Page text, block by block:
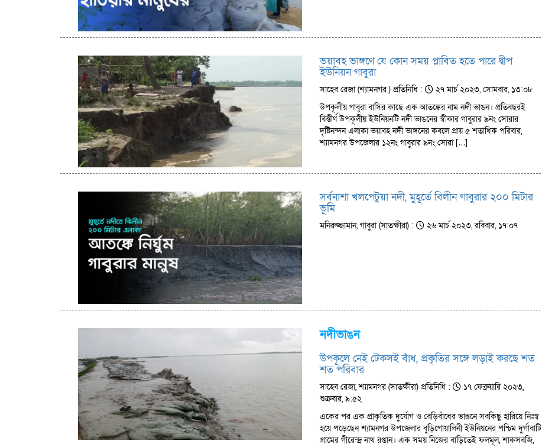
ভয়াবহ ভাঙ্গণে যে কোন সময় প্লাবিত হতে পারে দ্বীপ
ইউনিয়ন গাবুরা
সাহেব রেজা (শ্যামনগর ) প্রতিনিধি :
২৭ মার্চ ২০২৩, সোমবার, ১৩:০৮
উপকূলীয় গাবুরা বাসির কাছে এক আতঙ্কের নাম নদী ভাঙন। প্রতিবছরই
বিস্তীর্ণ উপকূলীয় ইউনিয়নটি নদী ভাঙনের স্বীকার গাবুরার ৯নং সোরার
দৃ‌ষ্টিনন্দন এলাকা ভয়াবহ নদী ভাঙ্গ‌নের কব‌লে প্রায় ৫ শতাধিক পরিবার,
শ্যামনগর উপজেলার ১২নং গাবুরার ৯নং সোরা […]
সর্বনাশা খলপেটুয়া নদী, মুহূর্তে বিলীন গাবুরার ২০০ মিটার
ভূমি
মনিরুজ্জামান, গাবুরা (সাতক্ষীরা) : ২৬ মার্চ ২০২৩, রবিবার, ১৭:০৭
নদীভাঙন
উপকূলে নেই টেকসই বাঁধ, প্রকৃতির সঙ্গে লড়াই করছে শত
শত পরিবার
সাহেব রেজা, শ্যামনগর (সাতক্ষীরা) প্রতিনিধি :
১৭ ফেব্রুয়ারি ২০২৩,
শুক্রবার, ৯:৫২
একের পর এক প্রাকৃতিক দুর্যোগ ও বেড়িবাঁধের ভাঙনে সবকিছু হারিয়ে নিঃস্ব
হয়ে পড়েছেন শ্যামনগর উপজেলার বুড়িগোয়ালিনী ইউনিয়নের পশ্চিম দুর্গাবাটি
গ্রামের গীরেন্দ্র নাথ রপ্তান। এক সময় নিজের বাড়িতেই ফলমূল, শাকসবজি,